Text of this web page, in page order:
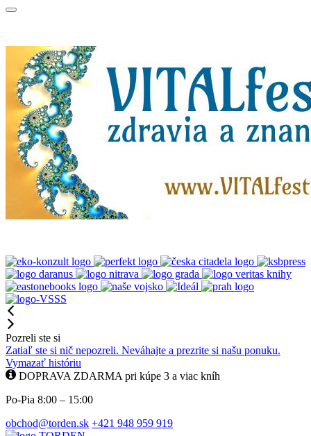
Pozreli ste si
Zatiaľ ste si nič nepozreli. Neváhajte a prezrite si našu ponuku.
Vymazať históriu
DOPRAVA ZDARMA pri kúpe 3 a viac kníh
Po-Pia 8:00 – 15:00
obchod@torden.sk +421 948 959 919